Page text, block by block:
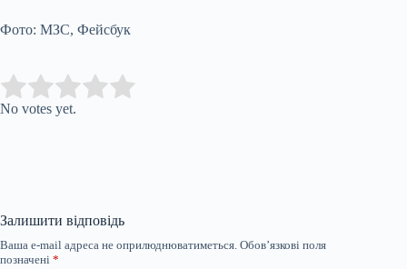
Фото: МЗС, Фейсбук
Rate this item:
No votes yet.
Залишити відповідь
Ваша e-mail адреса не оприлюднюватиметься. Обов’язкові поля
позначені *